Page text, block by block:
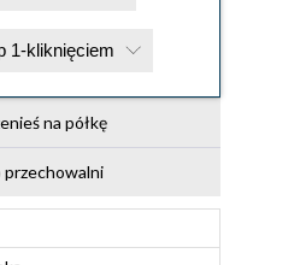
1-kliknięciem
na półkę
przechowalni